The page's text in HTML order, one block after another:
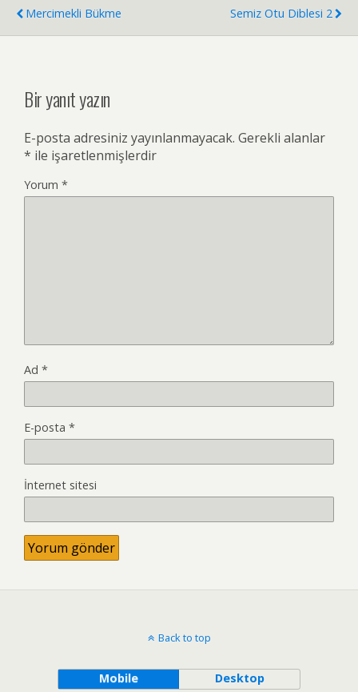
Mercimekli Bükme
Semiz Otu Diblesi 2
Bir yanıt yazın
E-posta adresiniz yayınlanmayacak. Gerekli alanlar
* ile işaretlenmişlerdir
Yorum *
Ad *
E-posta *
İnternet sitesi
Back to top
Mobile Desktop